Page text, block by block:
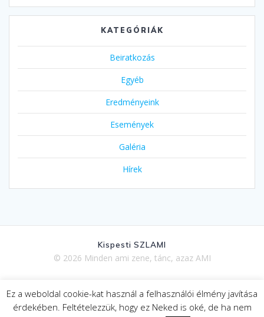
KATEGÓRIÁK
Beiratkozás
Egyéb
Eredményeink
Események
Galéria
Hírek
Kispesti SZLAMI
© 2026 Minden ami zene, tánc, azaz AMI
Adatkezelési tájékoztató
Ez a weboldal cookie-kat használ a felhasználói élmény javítása
érdekében. Feltételezzük, hogy ez Neked is oké, de ha nem